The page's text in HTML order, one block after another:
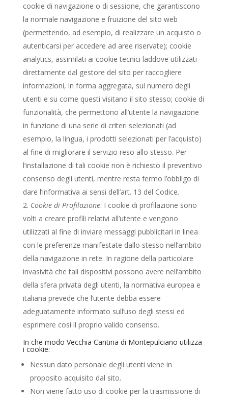
cookie di navigazione o di sessione, che garantiscono
la normale navigazione e fruizione del sito web
(permettendo, ad esempio, di realizzare un acquisto o
autenticarsi per accedere ad aree riservate); cookie
analytics, assimilati ai cookie tecnici laddove utilizzati
direttamente dal gestore del sito per raccogliere
informazioni, in forma aggregata, sul numero degli
utenti e su come questi visitano il sito stesso; cookie di
funzionalità, che permettono all’utente la navigazione
in funzione di una serie di criteri selezionati (ad
esempio, la lingua, i prodotti selezionati per l’acquisto)
al fine di migliorare il servizio reso allo stesso. Per
l’installazione di tali cookie non è richiesto il preventivo
consenso degli utenti, mentre resta fermo l’obbligo di
dare l’informativa ai sensi dell’art. 13 del Codice.
Cookie di Profilazione: I cookie di profilazione sono
volti a creare profili relativi all’utente e vengono
utilizzati al fine di inviare messaggi pubblicitari in linea
con le preferenze manifestate dallo stesso nell’ambito
della navigazione in rete. In ragione della particolare
invasività che tali dispositivi possono avere nell’ambito
della sfera privata degli utenti, la normativa europea e
italiana prevede che l’utente debba essere
adeguatamente informato sull’uso degli stessi ed
esprimere così il proprio valido consenso.
In che modo Vecchia Cantina di Montepulciano utilizza
i cookie:
Nessun dato personale degli utenti viene in
proposito acquisito dal sito.
Non viene fatto uso di cookie per la trasmissione di